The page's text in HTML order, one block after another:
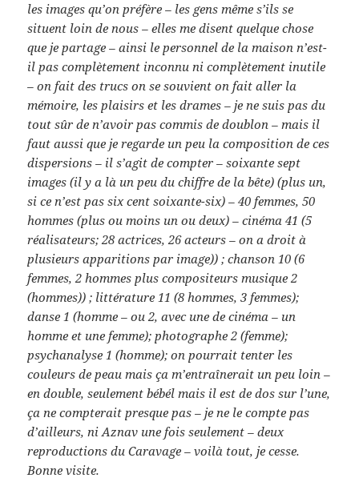
les images qu’on préfère – les gens même s’ils se
situent loin de nous – elles me disent quelque chose
que je partage – ainsi le personnel de la maison n’est-
il pas complètement inconnu ni complètement inutile
– on fait des trucs on se souvient on fait aller la
mémoire, les plaisirs et les drames – je ne suis pas du
tout sûr de n’avoir pas commis de doublon – mais il
faut aussi que je regarde un peu la composition de ces
dispersions – il s’agit de compter – soixante sept
images (il y a là un peu du chiffre de la bête) (plus un,
si ce n’est pas six cent soixante-six) – 40 femmes,50
hommes (plus ou moins un ou deux) – cinéma 41 (5
réalisateurs; 28 actrices, 26 acteurs – on a droit à
plusieurs apparitions par image)) ; chanson 10 (6
femmes, 2 hommes plus compositeurs musique 2
(hommes)) ; littérature 11 (8 hommes, 3 femmes);
danse 1 (homme – ou 2, avec une de cinéma – un
homme et une femme); photographe 2 (femme);
psychanalyse 1 (homme); on pourrait tenter les
couleurs de peau mais ça m’entraînerait un peu loin –
en double, seulement bébél mais il est de dos sur l’une,
ça ne compterait presque pas – je ne le compte pas
d’ailleurs, ni Aznav une fois seulement – deux
reproductions du Caravage – voilà tout, je cesse.
Bonne visite.